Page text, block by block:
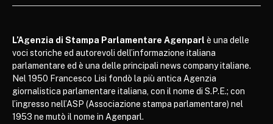
L’Agenzia di Stampa Parlamentare Agenparl è una delle
voci storiche ed autorevoli dell’informazione italiana
parlamentare ed è una delle principali news company italiane.
Nel 1950 Francesco Lisi fondò la più antica Agenzia
giornalistica parlamentare italiana, con il nome di S.P.E.; con
l’ingresso nell’ASP (Associazione stampa parlamentare) nel
1953 ne mutò il nome in Agenparl.